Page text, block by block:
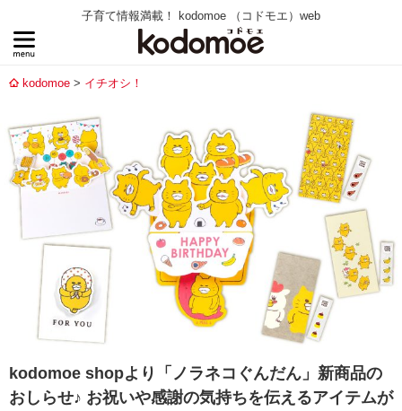
子育て情報満載！ kodomoe （コドモエ）web
kodomoe イチオシ！
kodomoe shopより「ノラネコぐんだん」新商品の
おしらせ♪ お祝いや感謝の気持ちを伝えるアイテムが